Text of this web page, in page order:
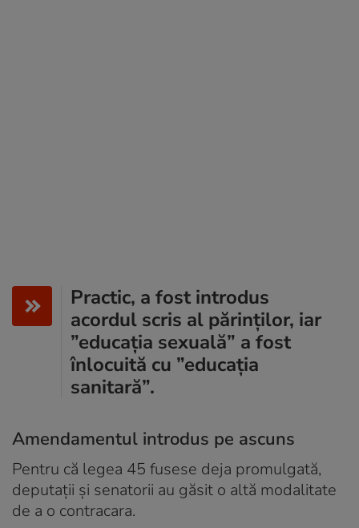
Practic, a fost introdus
acordul scris al părinților, iar
”educația sexuală” a fost
înlocuită cu ”educația
sanitară”.
Amendamentul introdus pe ascuns
Pentru că legea 45 fusese deja promulgată,
deputații și senatorii au găsit o altă modalitate
de a o contracara.